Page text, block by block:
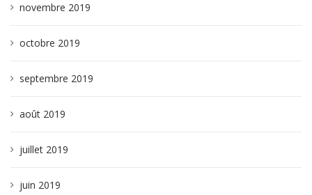
novembre 2019
octobre 2019
septembre 2019
août 2019
juillet 2019
juin 2019